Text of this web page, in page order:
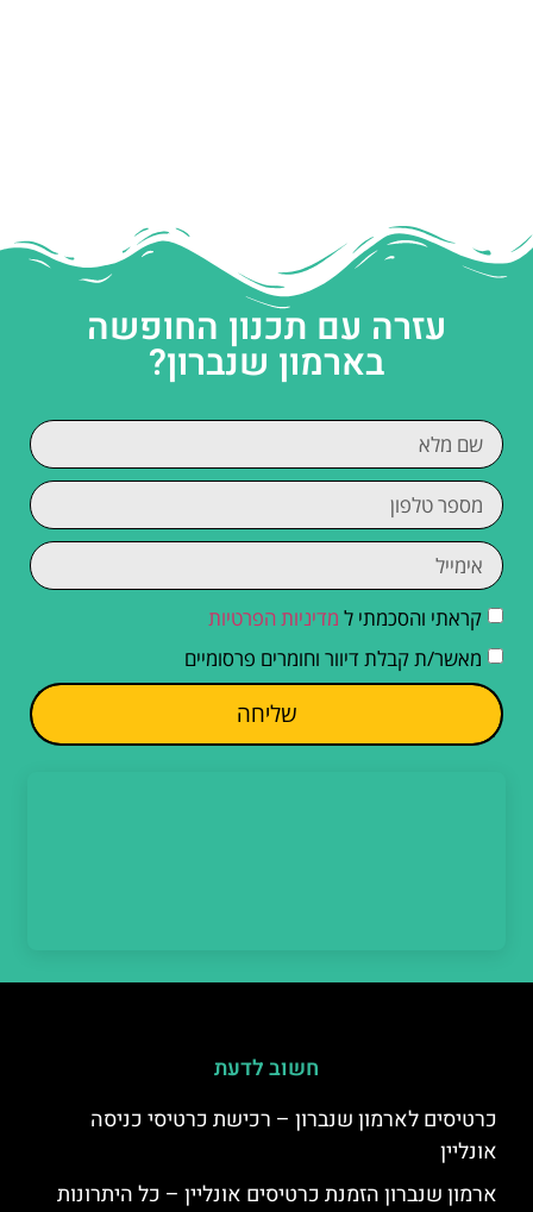
עזרה עם תכנון החופשה
בארמון שנברון?
קראתי והסכמתי ל מדיניות הפרטיות
מאשר/ת קבלת דיוור וחומרים פרסומיים
שליחה
חשוב לדעת
כרטיסים לארמון שנברון – רכישת כרטיסי כניסה
אונליין
ארמון שנברון הזמנת כרטיסים אונליין – כל היתרונות